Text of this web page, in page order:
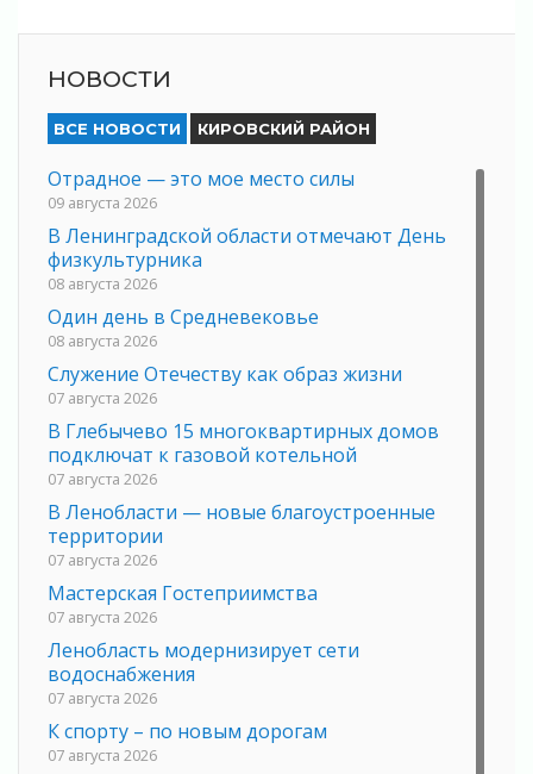
НОВОСТИ
ВСЕ НОВОСТИ КИРОВСКИЙ РАЙОН
Отрадное — это мое место силы
09 августа 2026
В Ленинградской области отмечают День
физкультурника
08 августа 2026
Один день в Средневековье
08 августа 2026
Служение Отечеству как образ жизни
07 августа 2026
В Глебычево 15 многоквартирных домов
подключат к газовой котельной
07 августа 2026
В Ленобласти — новые благоустроенные
территории
07 августа 2026
Мастерская Гостеприимства
07 августа 2026
Ленобласть модернизирует сети
водоснабжения
07 августа 2026
К спорту – по новым дорогам
07 августа 2026